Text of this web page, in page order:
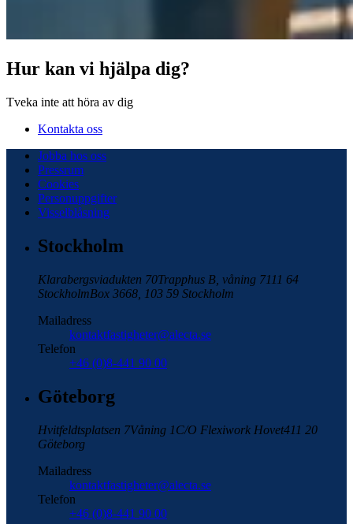
Hur kan vi hjälpa dig?
Tveka inte att höra av dig
Kontakta oss
Jobba hos oss
Pressrum
Cookies
Personuppgifter
Visselblåsning
Stockholm
Klarabergsviadukten 70Trapphus B, våning 7111 64
StockholmBox 3668, 103 59 Stockholm
Mailadress
kontaktfastigheter@alecta.se
Telefon
+46 (0)8-441 90 00
Göteborg
Hvitfeldtsplatsen 7Våning 1C/O Flexiwork Hovet411 20
Göteborg
Mailadress
kontaktfastigheter@alecta.se
Telefon
+46 (0)8-441 90 00